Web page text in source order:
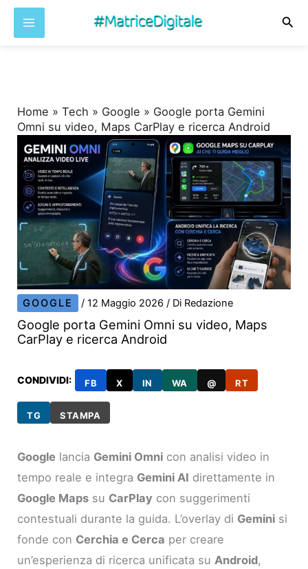
Home »Tech » Google » Google porta Gemini
Omni su video, Maps CarPlay e ricerca Android
GOOGLE /12 Maggio 2026/ Di Redazione
Google porta Gemini Omni su video, Maps
CarPlay e ricerca Android
CONDIVIDI: FB X IN WA @ RT
TG STAMPA
Google lancia Gemini Omni con analisi video in
tempo reale e integra Gemini AI direttamente in
Google Maps su CarPlay con suggerimenti
contestuali durante la guida. L’overlay di Gemini si
fonde con Cerchia e Cerca per creare
un’esperienza di ricerca unificata su Android,